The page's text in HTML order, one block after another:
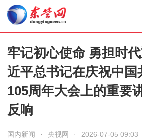
牢记初心使命 勇担时
近平总书记在庆祝中国
105周年大会上的重要
反响
国内新闻 · 央视网 · 2026-07-05 09:03